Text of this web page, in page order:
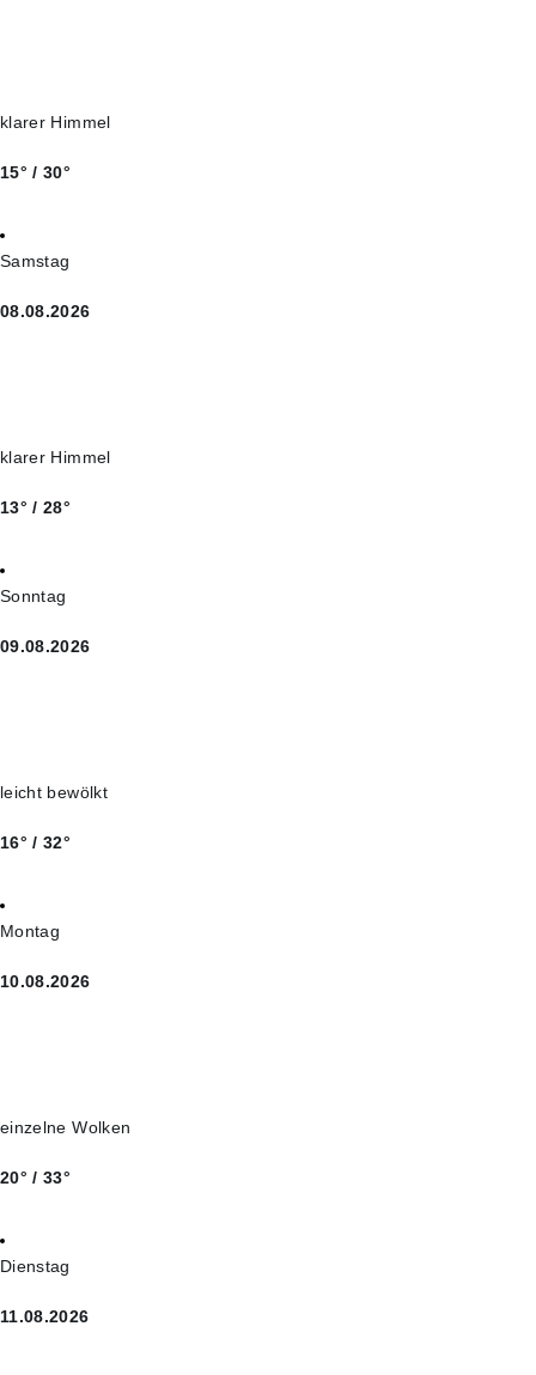
klarer Himmel
15° / 30°
Samstag
08.08.2026
klarer Himmel
13° / 28°
Sonntag
09.08.2026
leicht bewölkt
16° / 32°
Montag
10.08.2026
einzelne Wolken
20° / 33°
Dienstag
11.08.2026